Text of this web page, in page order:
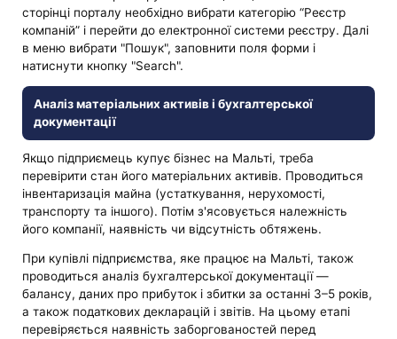
сторінці порталу необхідно вибрати категорію “Реєстр
компаній” і перейти до електронної системи реєстру. Далі
в меню вибрати "Пошук", заповнити поля форми і
натиснути кнопку "Search".
Аналіз матеріальних активів і бухгалтерської
документації
Якщо підприємець купує бізнес на Мальті, треба
перевірити стан його матеріальних активів. Проводиться
інвентаризація майна (устаткування, нерухомості,
транспорту та іншого). Потім з'ясовується належність
його компанії, наявність чи відсутність обтяжень.
При купівлі підприємства, яке працює на Мальті, також
проводиться аналіз бухгалтерської документації —
балансу, даних про прибуток і збитки за останні 3–5 років,
а також податкових декларацій і звітів. На цьому етапі
перевіряється наявність заборгованостей перед